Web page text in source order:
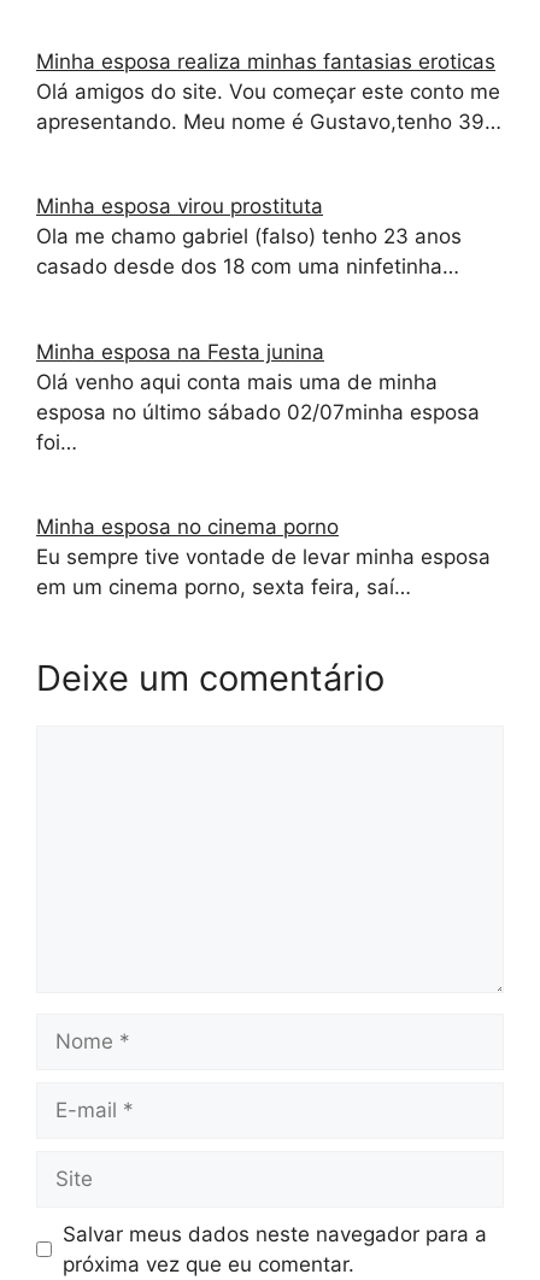
Minha esposa realiza minhas fantasias eroticas
Olá amigos do site. Vou começar este conto me
apresentando. Meu nome é Gustavo,tenho 39…
Minha esposa virou prostituta
Ola me chamo gabriel (falso) tenho 23 anos
casado desde dos 18 com uma ninfetinha…
Minha esposa na Festa junina
Olá venho aqui conta mais uma de minha
esposa no último sábado 02/07minha esposa
foi…
Minha esposa no cinema porno
Eu sempre tive vontade de levar minha esposa
em um cinema porno, sexta feira, saí…
Deixe um comentário
mail
Salvar meus dados neste navegador para a
próxima vez que eu comentar.